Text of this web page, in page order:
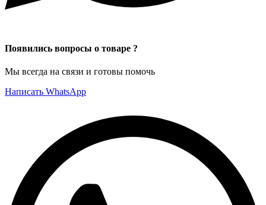
Появились вопросы о товаре ?
Мы всегда на связи и готовы помочь
Написать WhatsApp